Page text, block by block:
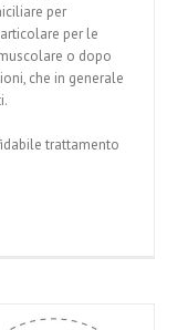
per
per le
o dopo
che in generale
trattamento